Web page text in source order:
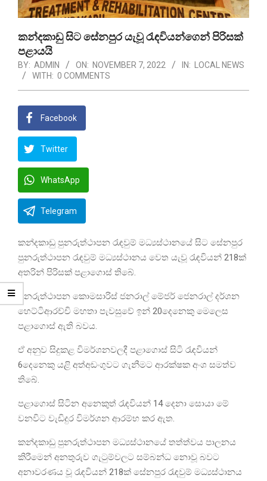
කන්දකාඩු සිට සේනපුර යැවූ රැඳවියන්ගෙන් පිරිසක්
පළායයි
BY: ADMIN ON: NOVEMBER 7, 2022 IN:
LOCAL NEWS
WITH: 0 COMMENTS
Facebook
Twitter
WhatsApp
Telegram
කන්දකාඩු පුනරුත්ථාපන රැඳවුම් මධ්‍යස්ථානයේ සිට සේනපුර
පුනරුත්ථාපන රැඳවුම් මධ්‍යස්ථානය වෙත යැවූ රැඳවියන් 218ක්
අතරින් පිරිසක් පළාගොස් තිබේ.
පුනරුත්ථාපන කොමසාරිස් ජනරාල් මේජර් ජෙනරාල් දර්ශන
හෙට්ටිආරච්චි මහතා පැවසුවේ ඉන් 20දෙනෙකු මෙලෙස
පළාගොස් ඇති බවය.
ඒ අනුව සිදුකළ විමර්ශනවලදී පළාගොස් සිටි රැඳවියන්
6දෙනෙකු යළි අත්අඩංගුවට ගැනීමට ආරක්ෂක අංශ සමත්ව
තිබේ.
පළාගොස් සිටින අනෙකුත් රැඳවියන් 14 දෙනා සොයා මේ
වනවිට වැඩිදුර විමර්ශන ආරම්භ කර ඇත.
කන්දකාඩු පුනරුත්ථාපන මධ්‍යස්ථානයේ තත්ත්වය පාලනය
කිරීමෙන් අනතුරුව ගැටුම්වලට සම්බන්ධ නොවූ බවට
අනාවරණය වූ රැඳවියන් 218ක් සේනපුර රැඳවුම් මධ්‍යස්ථානය